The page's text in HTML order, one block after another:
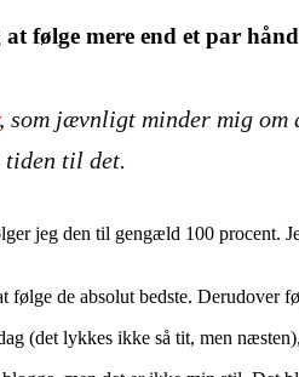
følge mere end et par
, som jævnligt minder mig om
til det.
jeg den til gengæld 100 procent.
de absolut bedste. Derudover
(det lykkes ikke så tit, men